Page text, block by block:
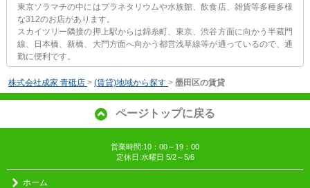
東京ソラマチの中にはプラネタリウムや水族館、飲食店、雑貨等多種多様
な312のお店があります。
スカイツリー隣接の押上駅からは錦糸町、東京、渋谷方面に向かう半蔵門
線、日本橋、新橋、大門方面へ向かう都営浅草線等が通っているので、通
勤に便利です。
株式会社成家 青砥店 > (賃貸)地域から探す > 墨田区の賃貸
ページトップに戻る
営業時間:10：00～19：00
定休日:水曜日 5/2～5/6
ホーム